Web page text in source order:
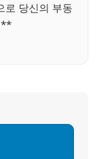
당신의 부동